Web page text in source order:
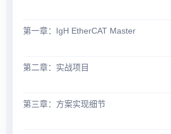
第一章：IgH EtherCAT Master
第二章：实战项目
第三章：方案实现细节